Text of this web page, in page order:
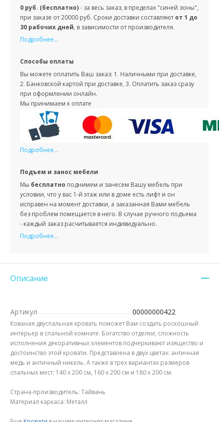
0 руб. (бесплатно)- за весь заказ, в пределах "синей зоны",
при заказе от 20000 руб. Сроки доставки составляют от 1 до
30 рабочих дней, в зависимости от производителя.
Подробнее...
Способы оплаты
Вы можете оплатить Ваш заказ: 1. Наличными при доставке,
2. Банковской картой при доставке, 3. Оплатить заказ сразу
при оформлении онлайн.
Мы принимаем к оплате
Подробнее...
Подъем и занос мебели
Мы бесплатно поднимем и занесем Вашу мебель при
условии, что у вас 1-й этаж или в доме есть лифт и он
исправен на момент доставки, а заказанная Вами мебель
без проблем помещается в него. В случае ручного подъема
- каждый заказ расчитывается индивидуально.
Подробнее...
Описание
Артикул 00000000422
Кованая двуспальная кровать поможет Вам создать роскошный
интерьер в спальной комнате. Богатство отделки, сложность
исполнения декоративных элементов подчеркивают изящество и
достоинство этой кровати. Представлена в двух цветах: античная
медь и античный никель. А также в трех вариантах размеров
спальных мест: 140 х 200 см, 160 х 200 см и 180 х 200 см.
Страна-производитель: Тайвань
Материал каркаса: Металл